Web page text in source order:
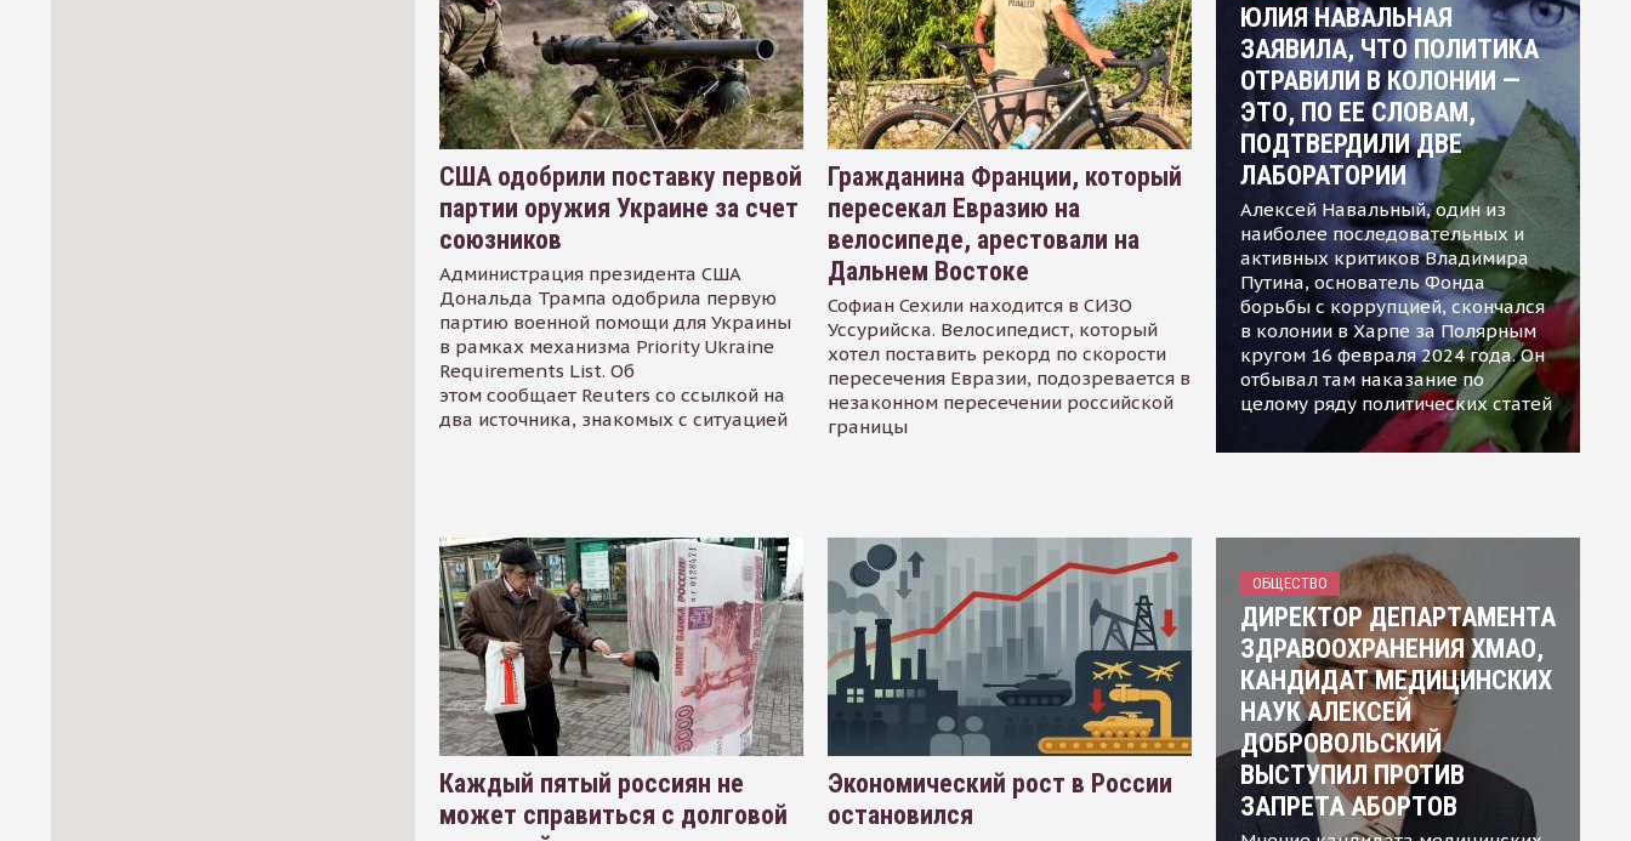
США одобрили поставку первой
партии оружия Украине за счет
союзников
Администрация президента США
Дональда Трампа одобрила первую
партию военной помощи для Украины
в рамках механизма Priority Ukraine
Requirements List. Об
этом сообщает Reuters со ссылкой на
два источника, знакомых с ситуацией
Гражданина Франции, который
пересекал Евразию на
велосипеде, арестовали на
Дальнем Востоке
Софиан Сехили находится в СИЗО
Уссурийска. Велосипедист, который
хотел поставить рекорд по скорости
пересечения Евразии, подозревается в
незаконном пересечении российской
границы
ЮЛИЯ НАВАЛЬНАЯ
ЗАЯВИЛА, ЧТО ПОЛИТИКА
ОТРАВИЛИ В КОЛОНИИ —
ЭТО, ПО ЕЕ СЛОВАМ,
ПОДТВЕРДИЛИ ДВЕ
ЛАБОРАТОРИИ
Алексей Навальный, один из
наиболее последовательных и
активных критиков Владимира
Путина, основатель Фонда
борьбы с коррупцией, скончался
в колонии в Харпе за Полярным
кругом 16 февраля 2024 года. Он
отбывал там наказание по
целому ряду политических статей
Каждый пятый россиян не
может справиться с долговой
Экономический рост в России
остановился
ОБЩЕСТВО
ДИРЕКТОР ДЕПАРТАМЕНТА
ЗДРАВООХРАНЕНИЯ ХМАО,
КАНДИДАТ МЕДИЦИНСКИХ
НАУК АЛЕКСЕЙ
ДОБРОВОЛЬСКИЙ
ВЫСТУПИЛ ПРОТИВ
ЗАПРЕТА АБОРТОВ